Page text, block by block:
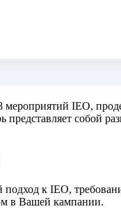
IEO,
представляет
к IEO,
в Вашей кампании.